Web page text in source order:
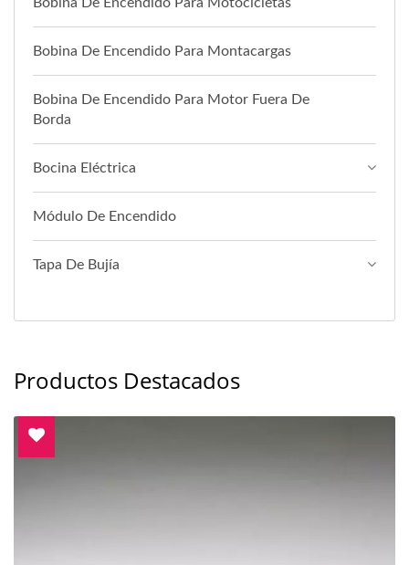
Bobina De Encendido Para Montacargas
Bobina De Encendido Para Motor Fuera De
Borda
Bocina Eléctrica
Módulo De Encendido
Tapa De Bujía
Productos Destacados